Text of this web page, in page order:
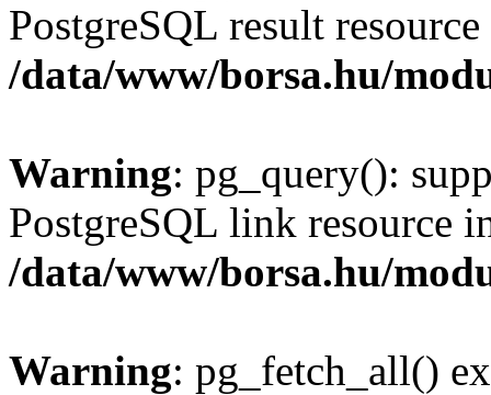
PostgreSQL result
/data/www/borsa.hu/
Warning: pg_query():
PostgreSQL link resource
/data/www/borsa.hu/
Warning: pg_fetch_all()